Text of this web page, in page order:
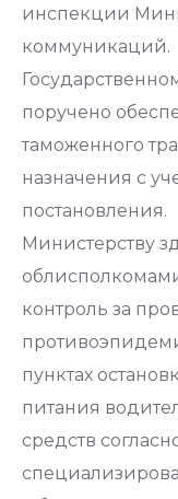
инспекции
коммуникаций.
поручено
таможенного
назначения с
постановления.
Министерству
контроль за
пунктах
питания
средств